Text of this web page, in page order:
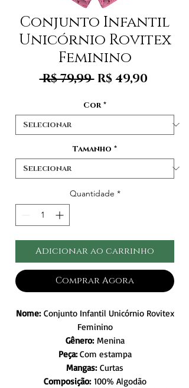
Conjunto Infantil
Unicórnio Rovitex
Feminino
R$ 79,99 Preço
R$ 49,90Preço
Cor *
Tamanho *
Quantidade *
Adicionar ao carrinho
Comprar Agora
Nome:Conjunto Infantil Unicórnio Rovitex
Feminino
Gênero:Menina
Peça:Com estampa
Mangas:Curtas
Composição:100% Algodão